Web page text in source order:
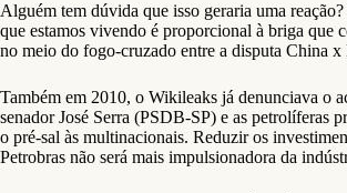
Alguém tem dúvida que isso geraria uma
que estamos vivendo é proporcional à briga que
no meio do fogo-cruzado entre a disputa China
Também em 2010, o Wikileaks já denunciava o
senador José Serra (PSDB-SP) e as petrolíferas
o pré-sal às multinacionais. Reduzir os
Petrobras não será mais impulsionadora da